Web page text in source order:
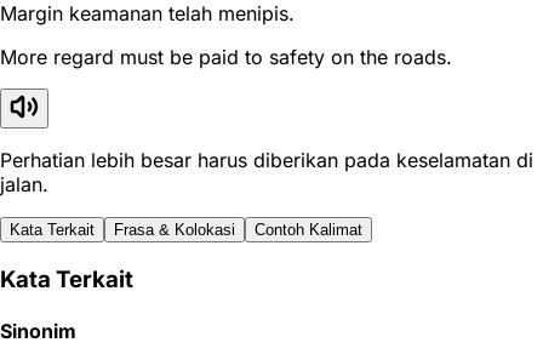
Margin keamanan telah menipis.
More regard must be paid to safety on the roads.
Perhatian lebih besar harus diberikan pada keselamatan di
jalan.
Kata Terkait Frasa & Kolokasi Contoh Kalimat
Kata Terkait
Sinonim